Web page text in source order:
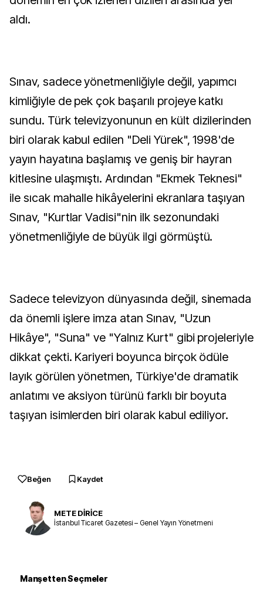
aldı.
Sınav, sadece yönetmenliğiyle değil, yapımcı
kimliğiyle de pek çok başarılı projeye katkı
sundu. Türk televizyonunun en kült dizilerinden
biri olarak kabul edilen "Deli Yürek", 1998'de
yayın hayatına başlamış ve geniş bir hayran
kitlesine ulaşmıştı. Ardından "Ekmek Teknesi"
ile sıcak mahalle hikâyelerini ekranlara taşıyan
Sınav, "Kurtlar Vadisi"nin ilk sezonundaki
yönetmenliğiyle de büyük ilgi görmüştü.
Sadece televizyon dünyasında değil, sinemada
da önemli işlere imza atan Sınav, "Uzun
Hikâye", "Suna" ve "Yalnız Kurt" gibi projeleriyle
dikkat çekti. Kariyeri boyunca birçok ödüle
layık görülen yönetmen, Türkiye'de dramatik
anlatımı ve aksiyon türünü farklı bir boyuta
taşıyan isimlerden biri olarak kabul ediliyor.
Beğen Kaydet
METE DİRİCE
İstanbul Ticaret Gazetesi – Genel Yayın Yönetmeni
Manşetten Seçmeler